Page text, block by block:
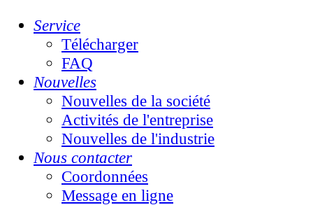
Service
Télécharger
FAQ
Nouvelles
Nouvelles de la société
Activités de l'entreprise
Nouvelles de l'industrie
Nous contacter
Coordonnées
Message en ligne